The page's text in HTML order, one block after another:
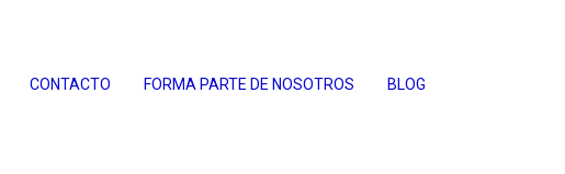
CONTACTO FORMA PARTE DE NOSOTROS BLOG